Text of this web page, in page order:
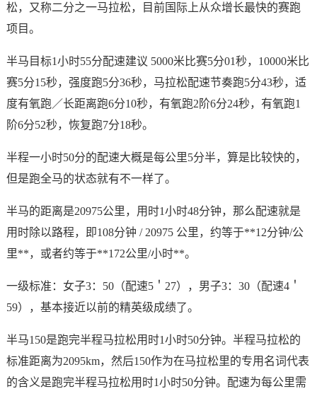
松，又称二分之一马拉松，目前国际上从众增长最快的赛跑
项目。
半马目标1小时55分配速建议 5000米比赛5分01秒，10000米比
赛5分15秒，强度跑5分36秒，马拉松配速节奏跑5分43秒，适
度有氧跑／长距离跑6分10秒，有氧跑2阶6分24秒，有氧跑1
阶6分52秒，恢复跑7分18秒。
半程一小时50分的配速大概是每公里5分半，算是比较快的，
但是跑全马的状态就有不一样了。
半马的距离是20975公里，用时1小时48分钟，那么配速就是
用时除以路程，即108分钟 / 20975 公里，约等于**12分钟/公
里**，或者约等于**172公里/小时**。
一级标准：女子3：50（配速5＇27），男子3：30（配速4＇
59），基本接近以前的精英级成绩了。
半马150是跑完半程马拉松用时1小时50分钟。半程马拉松的
标准距离为2095km，然后150作为在马拉松里的专用名词代表
的含义是跑完半程马拉松用时1小时50分钟。配速为每公里需